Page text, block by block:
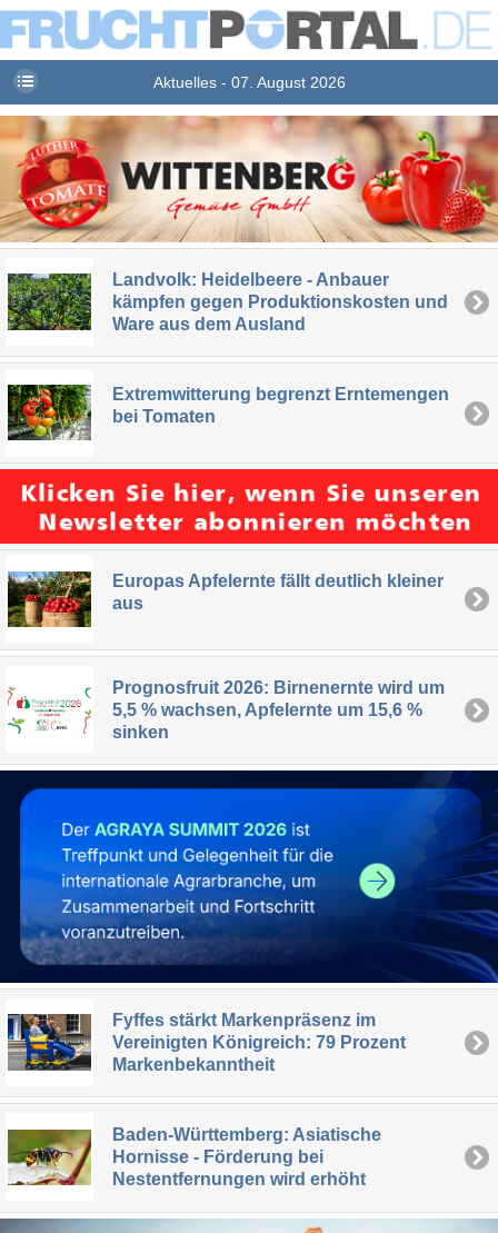
Aktuelles - 07. August 2026
Landvolk: Heidelbeere - Anbauer
kämpfen gegen Produktionskosten und
Ware aus dem Ausland
Extremwitterung begrenzt Erntemengen
bei Tomaten
Europas Apfelernte fällt deutlich kleiner
aus
Prognosfruit 2026: Birnenernte wird um
5,5 % wachsen, Apfelernte um 15,6 %
sinken
Fyffes stärkt Markenpräsenz im
Vereinigten Königreich: 79 Prozent
Markenbekanntheit
Baden-Württemberg: Asiatische
Hornisse - Förderung bei
Nestentfernungen wird erhöht